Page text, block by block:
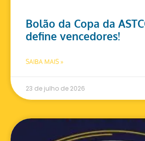
Bolão da Copa da
define vencedores!
SAIBA MAIS »
23 de julho de 2026